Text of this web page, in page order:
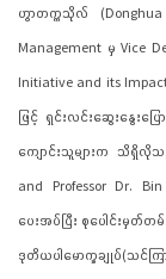
ဟွာတက္ကသိုလ် (Donghua
Management မှ Vice
Initiative and its
ဖြင့် ရှင်းလင်းဆွေးနွေးပြ
ကျောင်းသူများက သိရှိလို
and Professor Dr.
ပေးအပ်ပြီး စုပေါင်းမှတ်
ဒုတိယပါမောက္ခချုပ်(သင်ကြ